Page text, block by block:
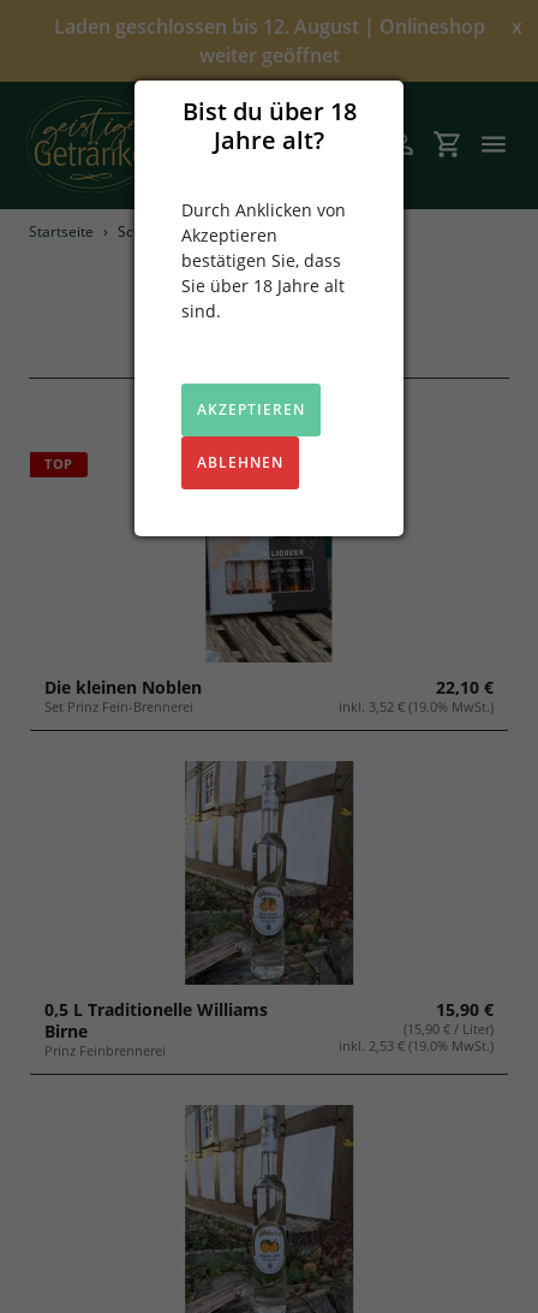
Bist du über 18
Jahre alt?
Durch Anklicken von
Akzeptieren
bestätigen Sie, dass
Sie über 18 Jahre alt
sind.
AKZEPTIEREN
ABLEHNEN
Laden geschlossen bis 12. August | Onlineshop
weiter geöffnet
x
SuchenEinloggen
Prinz
Startseite › Schnäpse
S
a
l
u
n
g
Schnäpse
TOP
Die kleinen Noblen
Set Prinz Fein-Brennerei
22,10 €
inkl. 3,52 € (19.0% MwSt.)
0,5 L Traditionelle Williams
Birne
Prinz Feinbrennerei
15,90 €
(15,90 € / Liter)
inkl. 2,53 € (19.0% MwSt.)